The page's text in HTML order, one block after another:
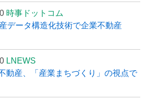
時事ドットコム
データ構造化技術で企業不動産
LNEWS
動産、「産業まちづくり」の視点で